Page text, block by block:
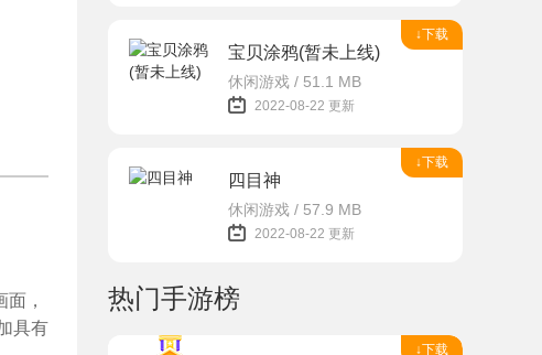
，
具有
↓下载
宝贝涂鸦(暂未上线)
休闲游戏 / 51.1 MB
2022-08-22 更新
↓下载
四目神
休闲游戏 / 57.9 MB
2022-08-22 更新
热门手游榜
↓下载